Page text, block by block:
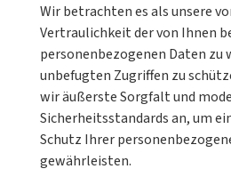
Wir betrachten es als unsere
Vertraulichkeit der von Ihnen
personenbezogenen Daten zu
unbefugten Zugriffen zu
wir äußerste Sorgfalt und
Sicherheitsstandards an, um
Schutz Ihrer
gewährleisten.